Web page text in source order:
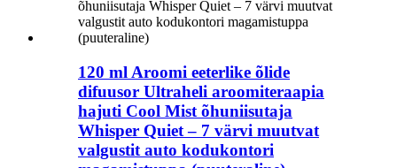
120 ml Aroomi eeterlike õlide
difuusor Ultraheli aroomiteraapia
hajuti Cool Mist õhuniisutaja
Whisper Quiet – 7 värvi muutvat
valgustit auto kodukontori